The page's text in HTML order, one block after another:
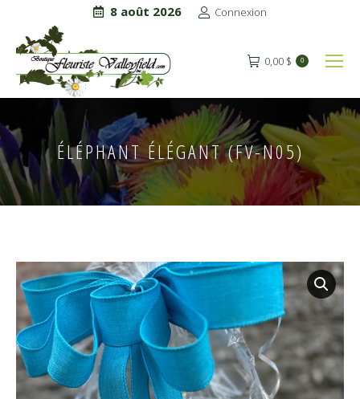
8 août 2026 Connexion
0,00 $ 0
ÉLÉPHANT ÉLÉGANT (FV-N05)